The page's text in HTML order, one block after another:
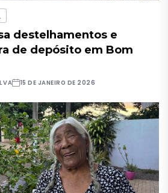
destelhamentos e
de depósito em Bom
15 DE JANEIRO DE 2026